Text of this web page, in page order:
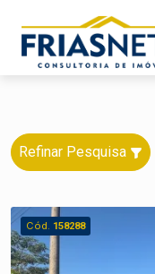
Refinar Pesquisa
Cód. 158288